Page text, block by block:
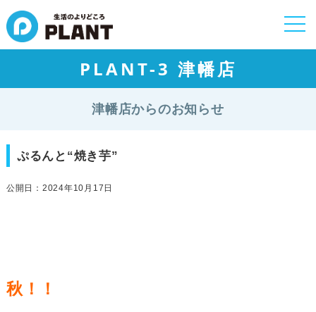
PLANT-3 津幡店
津幡店からのお知らせ
ぷるんと“焼き芋”
公開日：2024年10月17日
秋！！